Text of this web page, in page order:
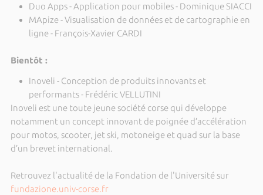
Duo Apps - Application pour mobiles - Dominique SIACCI
MApize - Visualisation de données et de cartographie en
ligne - François-Xavier CARDI
Bientôt :
Inoveli - Conception de produits innovants et
performants - Frédéric VELLUTINI
Inoveli est une toute jeune société corse qui développe
notamment un concept innovant de poignée d’accélération
pour motos, scooter, jet ski, motoneige et quad sur la base
d’un brevet international.
Retrouvez l'actualité de la Fondation de l'Université sur
fundazione.univ-corse.fr